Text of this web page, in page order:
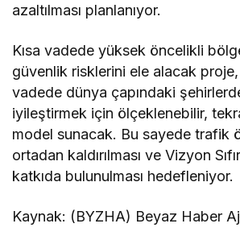
azaltılması planlanıyor.
Kısa vadede yüksek öncelikli
güvenlik risklerini ele alacak
vadede dünya çapındaki
iyileştirmek için ölçeklenebilir,
model sunacak. Bu sayede trafik
ortadan kaldırılması ve Vizyon
katkıda bulunulması hedefleniyor.
Kaynak: (BYZHA) Beyaz Haber